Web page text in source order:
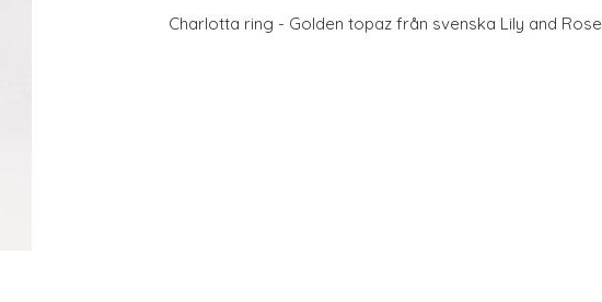
Charlotta ring - Golden topaz från svenska Lily and Rose